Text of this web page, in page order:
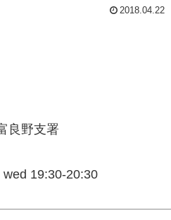
2018.04.22
良野支署
19:30-20:30